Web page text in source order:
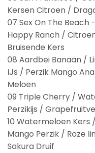
Kersen Citroen /
07 Sex On The
Happy Ranch /
Bruisende Kers
08 Aardbei Banaan /
IJs / Perzik Mango
Meloen
09 Triple Cherry /
Perzikijs /
10 Watermeloen Kers
Mango Perzik / Roze
Sakura Druif